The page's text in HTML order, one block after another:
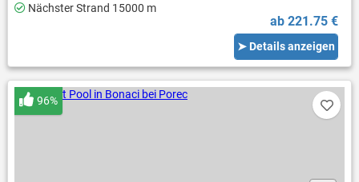
Nächster Strand 15000 m
ab 221.75 €
➤ Details anzeigen
96%